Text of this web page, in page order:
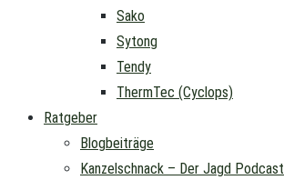
Sako
Sytong
Tendy
ThermTec (Cyclops)
Ratgeber
Blogbeiträge
Kanzelschnack – Der Jagd Podcast